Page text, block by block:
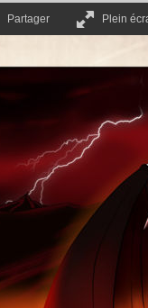
Partager Plein